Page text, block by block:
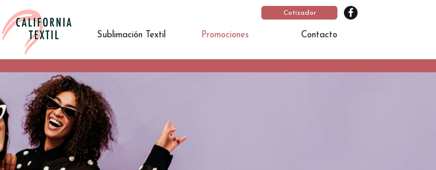
Cotizador
Sublimación Textil Promociones Contacto